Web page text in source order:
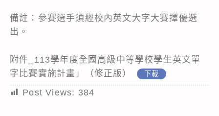
備註：參賽選手須經校內英文大字大賽擇優選
出。
附件_113學年度全國高級中等學校學生英文單
字比賽實施計畫」（修正版）
下載
Post Views: 384